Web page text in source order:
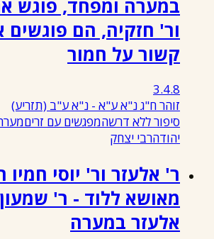
במערה ומפחד, פוגש
ור' חזקיה, הם פוגשים
קשור על חמור
3.4.8
זוהר ח"ג נ"א ע"א - נ"א ע"ב (תזריע)
סיפור ללא דרשהמפגשים עם זרים
יהודהרבי יצחק
ר' אלעזר ור' יוסי חמיו
מאושא ללוד - ר'
אלעזר במערה